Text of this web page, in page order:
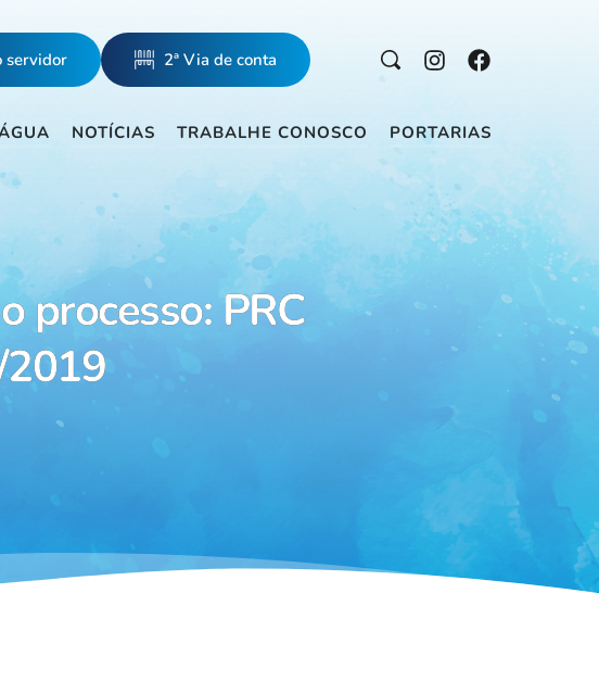
servidor 2ª Via de conta
NOTÍCIAS TRABALHE CONOSCO PORTARIAS
processo: PRC